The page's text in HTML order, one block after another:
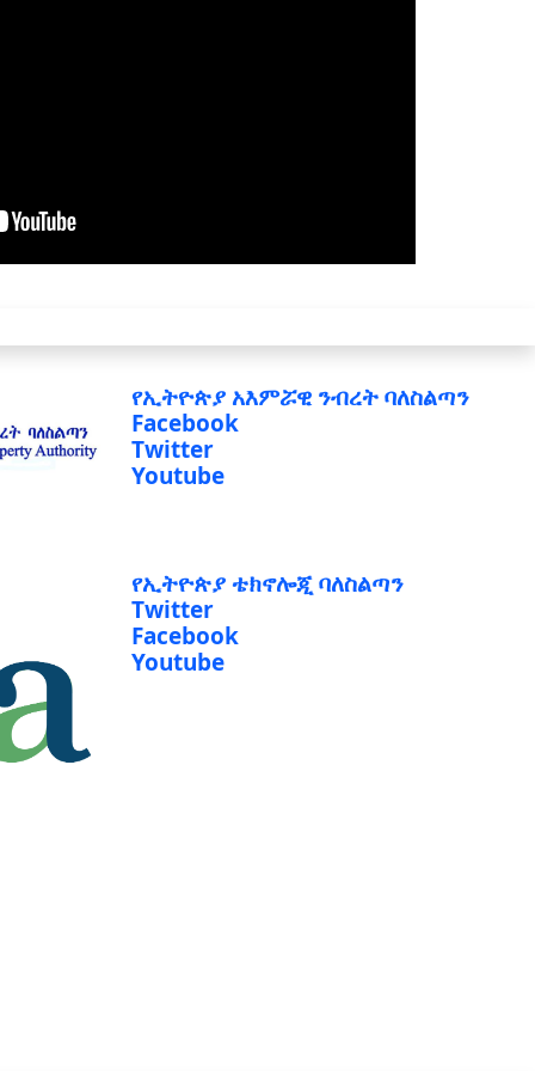
የኢትዮጵያ አእምሯዊ ንብረት ባለስልጣን
Facebook
Twitter
Youtube
የኢትዮጵያ ቴክኖሎጂ ባለስልጣን
Twitter
Facebook
Youtube